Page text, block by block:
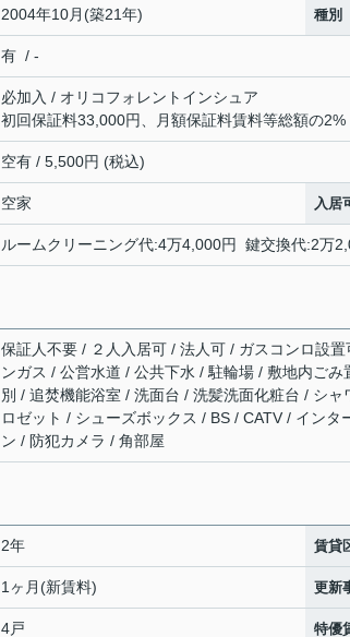
2004年10月(築21年) 種別
有 / -
必加入 / オリコフォレントインシュア
初回保証料33,000円、月額保証料賃料等総額の2%
空有 / 5,500円 (税込)
空家 入居
ルームクリーニング代:4万4,000円 鍵交換代:2万
保証人不要 / ２人入居可 / 法人可 / ガスコンロ設
ンガス / 公営水道 / 公共下水 / 駐輪場 / 敷地内ご
別 / 追焚機能浴室 / 洗面台 / 洗髪洗面化粧台 / シ
ロゼット / シューズボックス / BS / CATV / イン
ン / 防犯カメラ / 角部屋
2年 賃貸
1ヶ月(新賃料) 更新
4戸 特優